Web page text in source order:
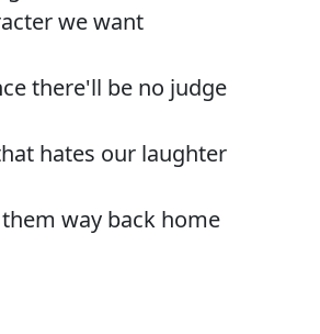
we want
there'll be no judge
hates our laughter
way back home